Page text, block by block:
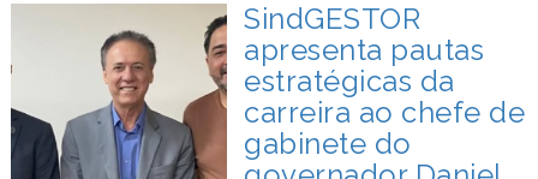
SindGESTOR
apresenta pautas
estratégicas da
carreira ao chefe de
gabinete do